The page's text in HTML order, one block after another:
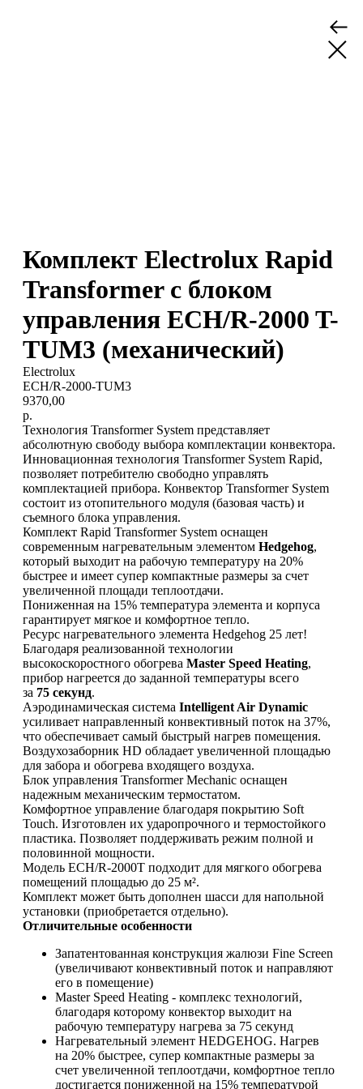
Комплект Electrolux Rapid
Transformer с блоком
управления ECH/R-2000 T-
TUM3 (механический)
Electrolux
ECH/R-2000-TUM3
9370,00
р.
Технология Transformer System представляет
абсолютную свободу выбора комплектации конвектора.
Инновационная технология Transformer System Rapid,
позволяет потребителю свободно управлять
комплектацией прибора. Конвектор Transformer System
состоит из отопительного модуля (базовая часть) и
съемного блока управления.
Комплект Rapid Transformer System оснащен
современным нагревательным элементом Hedgehog,
который выходит на рабочую температуру на 20%
быстрее и имеет супер компактные размеры за счет
увеличенной площади теплоотдачи.
Пониженная на 15% температура элемента и корпуса
гарантирует мягкое и комфортное тепло.
Ресурс нагревательного элемента Hedgehog 25 лет!
Благодаря реализованной технологии
высокоскоростного обогрева Master Speed Heating,
прибор нагреется до заданной температуры всего
за 75 секунд.
Аэродинамическая система Intelligent Air Dynamic
усиливает направленный конвективный поток на 37%,
что обеспечивает самый быстрый нагрев помещения.
Воздухозаборник HD обладает увеличенной площадью
для забора и обогрева входящего воздуха.
Блок управления Transformer Mechanic оснащен
надежным механическим термостатом.
Комфортное управление благодаря покрытию Soft
Touch. Изготовлен их ударопрочного и термостойкого
пластика. Позволяет поддерживать режим полной и
половинной мощности.
Модель ECH/R-2000T подходит для мягкого обогрева
помещений площадью до 25 м².
Комплект может быть дополнен шасси для напольной
установки (приобретается отдельно).
Отличительные особенности
Запатентованная конструкция жалюзи Fine Screen
(увеличивают конвективный поток и направляют
его в помещение)
Master Speed Heating - комплекс технологий,
благодаря которому конвектор выходит на
рабочую температуру нагрева за 75 секунд
Нагревательный элемент HEDGEHOG. Нагрев
на 20% быстрее, супер компактные размеры за
счет увеличенной теплоотдачи, комфортное тепло
достигается пониженной на 15% температурой